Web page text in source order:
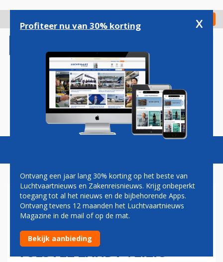
gaan
Check in
Magazine Podcasts Vacatures
PILOOT INDONESISCHE
PRIJSVECHTER CITILINK
OVERLIJDT IN DE COCKPIT,
TOESTEL LANDT VEILIG
Profiteer nu van 30% korting x
Ontvang een jaar lang 30% korting op het beste van
Luchtvaartnieuws en Zakenreisnieuws. Krijg onbeperkt
toegang tot al het nieuws en de bijbehorende Apps.
Ontvang tevens 12 maanden het Luchtvaartnieuws
Magazine in de mail of op de mat.
Bekijk aanbieding